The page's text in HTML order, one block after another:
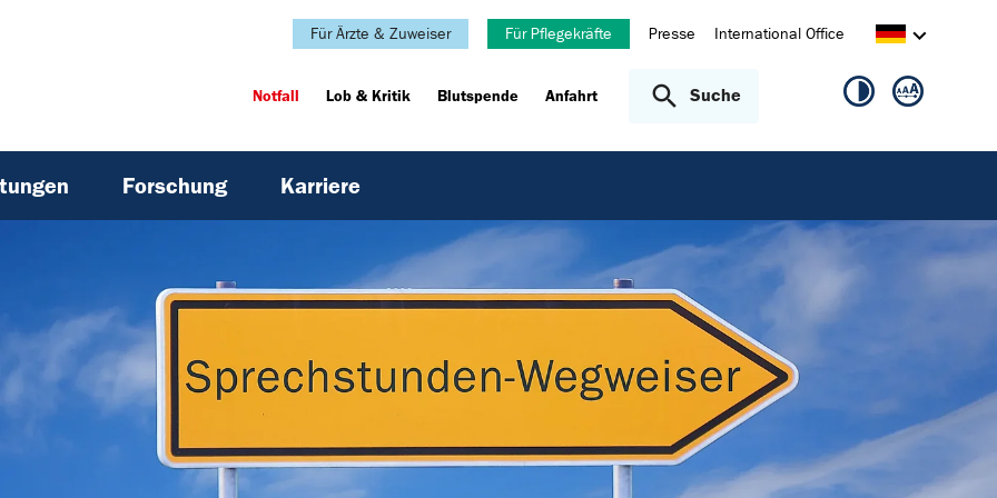
Für Ärzte & Zuweiser Für Pflegekräfte Presse International Office
Notfall Lob & Kritik Blutspende Anfahrt Suche
Forschung Karriere